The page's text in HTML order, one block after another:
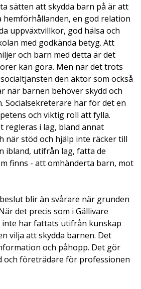
sätten att skydda barn på är att
hemförhållanden, en god relation
uppväxtvillkor, god hälsa och
med godkända betyg. Att
och barn med detta är det
kan göra. Men när det trots
den aktör som också
när barnen behöver skydd och
Socialsekreterare har för det en
och viktig roll att fylla.
regleras i lag, bland annat
när stöd och hjälp inte räcker till
ibland, utifrån lag, fatta de
finns - att omhänderta barn, mot
blir än svårare när grunden
det precis som i Gällivare
har fattats utifrån kunskap
vilja att skydda barnen. Det
och påhopp. Det gör
och företrädare för professionen